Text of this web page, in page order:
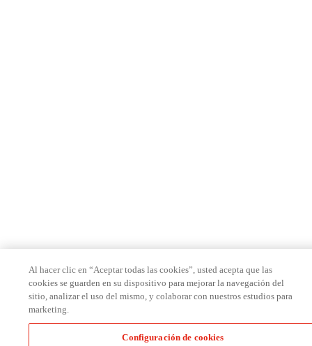
Al hacer clic en “Aceptar todas las cookies”, usted acepta que las
cookies se guarden en su dispositivo para mejorar la navegación del
sitio, analizar el uso del mismo, y colaborar con nuestros estudios para
marketing.
Configuración de cookies